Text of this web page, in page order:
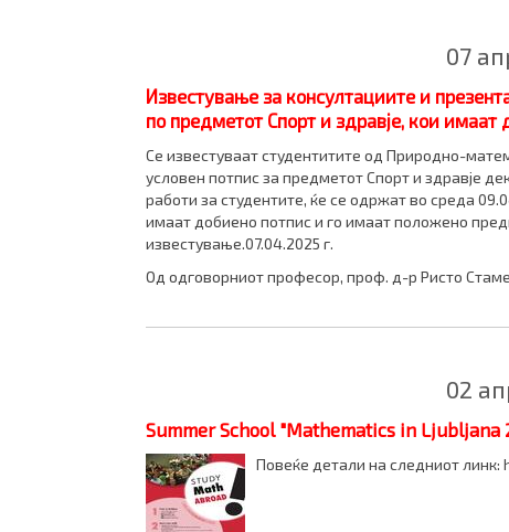
07
Известување за консултациите и
по предметот Спорт и здравје, кои имаат
Се известуваат студентитите од Природно-
условен потпис за предметот Спорт и здравје
работи за студентите, ќе се одржат во среда
имаат добиено потпис и го имаат положено
известување.07.04.2025 г.
Од одговорниот професор, проф. д-р Ристо
02
Summer School "Mathematics in Ljubljana
Повеќе детали на следниот